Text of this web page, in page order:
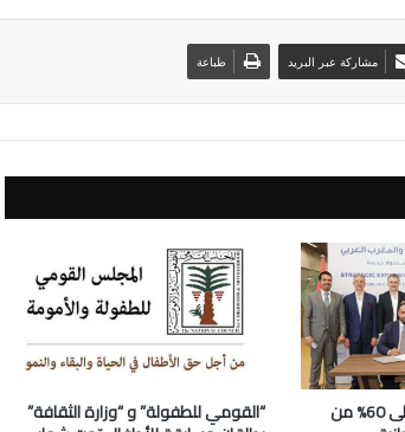
مشاركة عبر البريد طباعة
البداد القابضة تستحوذ على 60% من “القومي للطفولة” و “وزارة الثقافة”